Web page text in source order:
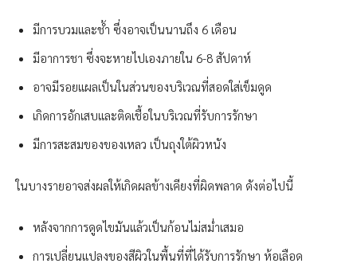
มีการบวมและช้ำ ซึ่งอาจเป็นนานถึง 6 เดือน
มีอาการชา ซึ่งจะหายไปเองภายใน 6-8 สัปดาห์
อาจมีรอยแผลเป็นในส่วนของบริเวณที่สอดใส่เข็มดูด
เกิดการอักเสบและติดเชื้อในบริเวณที่รับการรักษา
มีการสะสมของของเหลว เป็นถุงใต้ผิวหนัง
ในบางรายอาจส่งผลให้เกิดผลข้างเคียงที่ผิดพลาด ดังต่อไปนี้
หลังจากการดูดไขมันแล้วเป็นก้อนไม่สม่ำเสมอ
การเปลี่ยนแปลงของสีผิวในพื้นที่ที่ได้รับการรักษา ห้อเลือด